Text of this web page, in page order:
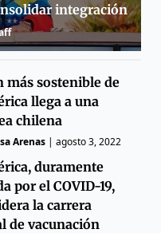
integración
más sostenible de
llega a una
chilena
Arenas |agosto 3, 2022
duramente
por el COVID-19,
la carrera
de vacunación